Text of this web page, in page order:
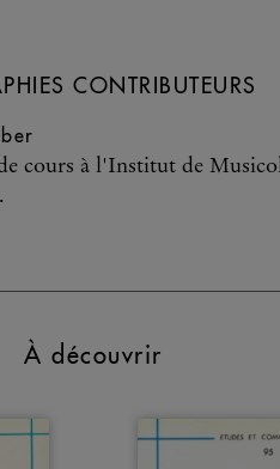
CONTRIBUTEURS
cours à l'Institut de
À découvrir